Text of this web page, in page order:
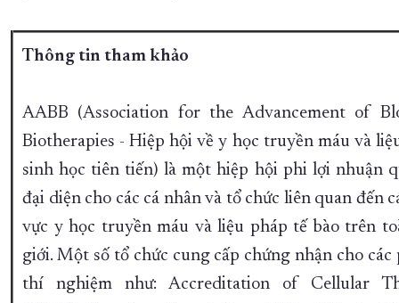
Thông tin tham khảo
AABB (Association for the Advancement of
Biotherapies - Hiệp hội về y học truyền máu và
sinh học tiên tiến) là một hiệp hội phi lợi nhuận
đại diện cho các cá nhân và tổ chức liên quan đến
vực y học truyền máu và liệu pháp tế bào trên
giới. Một số tổ chức cung cấp chứng nhận cho các
thí nghiệm như: Accreditation of Cellular